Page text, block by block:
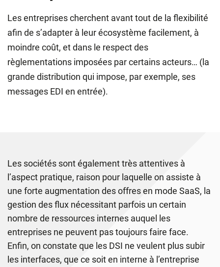
Les entreprises cherchent avant tout de la flexibilité
afin de s’adapter à leur écosystème facilement, à
moindre coût, et dans le respect des
règlementations imposées par certains acteurs… (la
grande distribution qui impose, par exemple, ses
messages EDI en entrée).
Les sociétés sont également très attentives à
l’aspect pratique, raison pour laquelle on assiste à
une forte augmentation des offres en mode SaaS, la
gestion des flux nécessitant parfois un certain
nombre de ressources internes auquel les
entreprises ne peuvent pas toujours faire face.
Enfin, on constate que les DSI ne veulent plus subir
les interfaces, que ce soit en interne à l’entreprise